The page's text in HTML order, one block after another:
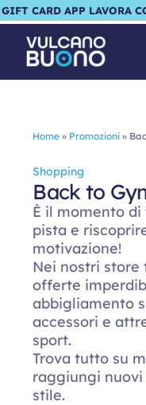
GIFT CARD APP LAVORA
Home » Promozioni »
Shopping
Back to
È il momento
pista e
motivazione!
Nei nostri store
offerte
abbigliamento
accessori e
sport.
Trova tutto su
raggiungi
stile.